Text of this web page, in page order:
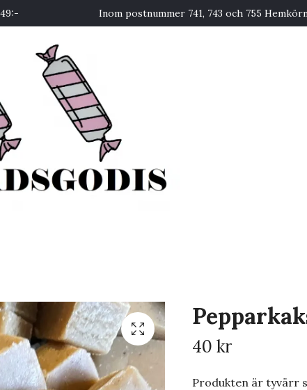
Inom postnummer 741, 743 och 755
40 kr
Produkten är tyvärr